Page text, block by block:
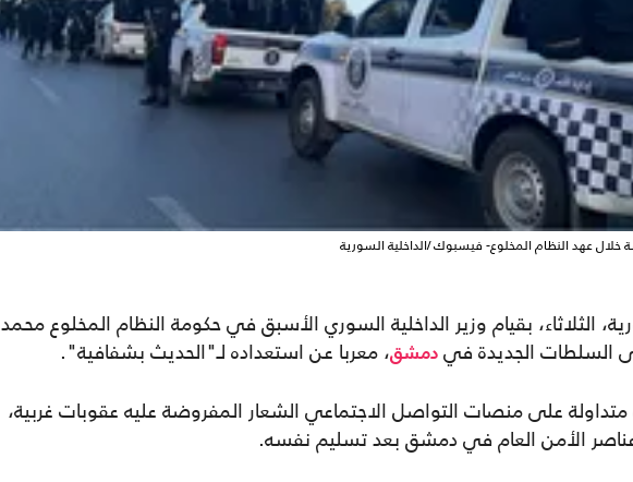
عهد النظام المخلوع- فيسبوك /الداخلية السورية
الثلاثاء، بقيام وزير الداخلية السوري الأسبق في حكومة النظام المخلوع محمد
السلطات الجديدة في دمشق، معربا عن استعداده لـ"الحديث بشفافية".
على منصات التواصل الاجتماعي الشعار المفروضة عليه عقوبات غربية،
الأمن العام في دمشق بعد تسليم نفسه.